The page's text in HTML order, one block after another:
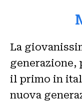
La
generazione,
il primo in
nuova